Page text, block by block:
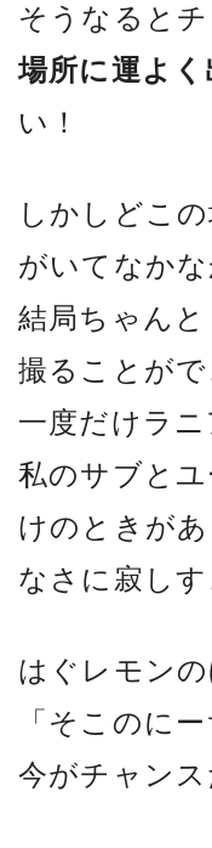
そうなると
場所に運よく
い！
しかしどこ
がいてなか
結局ちゃん
撮ることがで
一度だけラニ
私のサブと
けのときが
なさに寂し
はぐレモン
「そこのに
今がチャンス